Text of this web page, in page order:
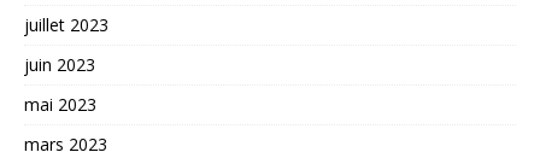
juillet 2023
juin 2023
mai 2023
mars 2023